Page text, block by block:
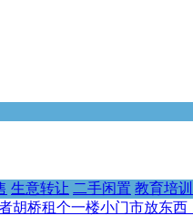
生意转让 二手闲置 教育培训
胡桥租个一楼小门市放东西